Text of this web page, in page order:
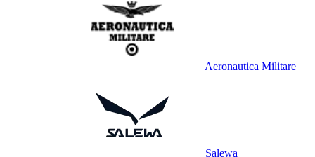
Aeronautica Militare
Salewa